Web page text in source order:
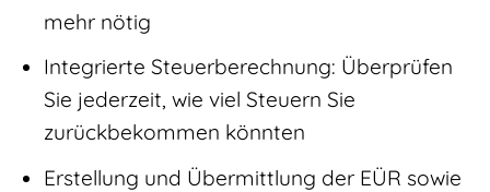
mehr nötig
Integrierte Steuerberechnung: Überprüfen
Sie jederzeit, wie viel Steuern Sie
zurückbekommen könnten
Erstellung und Übermittlung der EÜR sowie